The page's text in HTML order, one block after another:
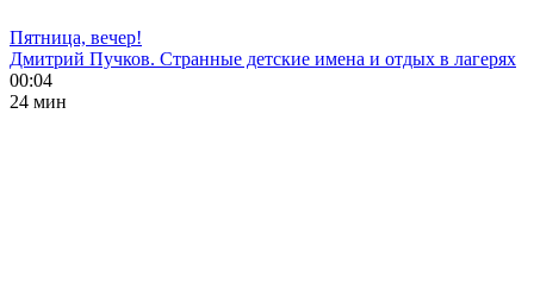
Пятница, вечер!
Дмитрий Пучков. Странные детские имена и отдых в лагерях
00:04
24 мин